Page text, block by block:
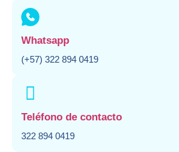
Whatsapp
(+57) 322 894 0419
Teléfono de contacto
322 894 0419